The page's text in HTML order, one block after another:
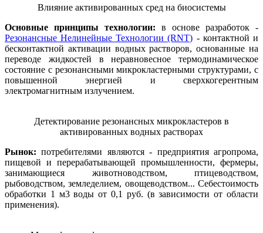
Влияние активированных сред на биосистемы
Основные принципы технологии: в основе разработок -
Резонансные Нелинейные Технологии (RNT) - контактной и
бесконтактной активации водных растворов, основанные на
переводе жидкостей в неравновесное термодинамическое
состояние с резонансными микрокластерными структурами, с
повышенной энергией и сверхкогерентным
электромагнитным излучением.
Детектирование резонансных микрокластеров в
активированных водных растворах
Рынок: потребителями являются - предприятия агропрома,
пищевой и перерабатывающей промышленности, фермеры,
занимающиеся животноводством, птицеводством,
рыбоводством, земледелием, овощеводством... Себестоимость
обработки 1 м3 воды от 0,1 руб. (в зависимости от области
применения).